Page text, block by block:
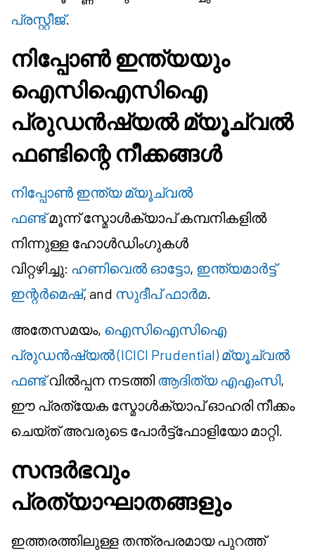
പ്രസ്റ്റീജ്.
നിപ്പോൺ ഇന്ത്യയും
ഐസിഐസിഐ
പ്രുഡൻഷ്യൽ മ്യൂച്വൽ
ഫണ്ടിന്റെ നീക്കങ്ങൾ
നിപ്പോൺ ഇന്ത്യ മ്യൂച്വൽ
ഫണ്ട്മൂന്ന് സ്മോൾക്യാപ് കമ്പനികളിൽ
നിന്നുള്ള ഹോൾഡിംഗുകൾ
വിറ്റഴിച്ചു: ഹണിവെൽ ഓട്ടോ, ഇന്ത്യമാർട്ട്
ഇന്റർമെഷ്, and സുദീപ് ഫാർമ.
അതേസമയം, ഐസിഐസിഐ
പ്രുഡൻഷ്യൽ (ICICI Prudential) മ്യൂച്വൽ
ഫണ്ട്വിൽപ്പന നടത്തി ആദിത്യ എഎംസി,
ഈ പ്രത്യേക സ്മോൾക്യാപ് ഓഹരി നീക്കം
ചെയ്ത് അവരുടെ പോർട്ട്ഫോളിയോ മാറ്റി.
സന്ദർഭവും
പ്രത്യാഘാതങ്ങളും
ഇത്തരത്തിലുള്ള തന്ത്രപരമായ പുറത്ത്